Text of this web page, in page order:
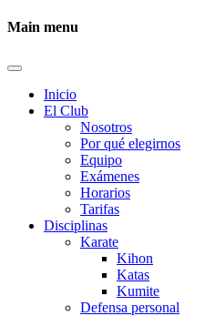
Main menu
Inicio
El Club
Nosotros
Por qué elegirnos
Equipo
Exámenes
Horarios
Tarifas
Disciplinas
Karate
Kihon
Katas
Kumite
Defensa personal